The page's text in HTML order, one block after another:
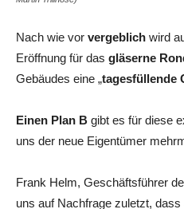
Nach wie vor vergeblich wird
Eröffnung für das gläserne
Gebäudes eine „tagesfüllende
Einen Plan B gibt es für diese
uns der neue Eigentümer
Frank Helm, Geschäftsführer
uns auf Nachfrage zuletzt, dass